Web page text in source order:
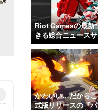
Riot Gamesの最新
きる総合ニュース
かわいい…だからこ
式版リリースの『